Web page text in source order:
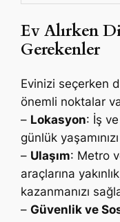
Ev Alırken
Gerekenler
Evinizi seçerken
önemli noktalar
– Lokasyon: İş
günlük
– Ulaşım: Metro
araçlarına
kazanmanızı
–Güvenlik ve